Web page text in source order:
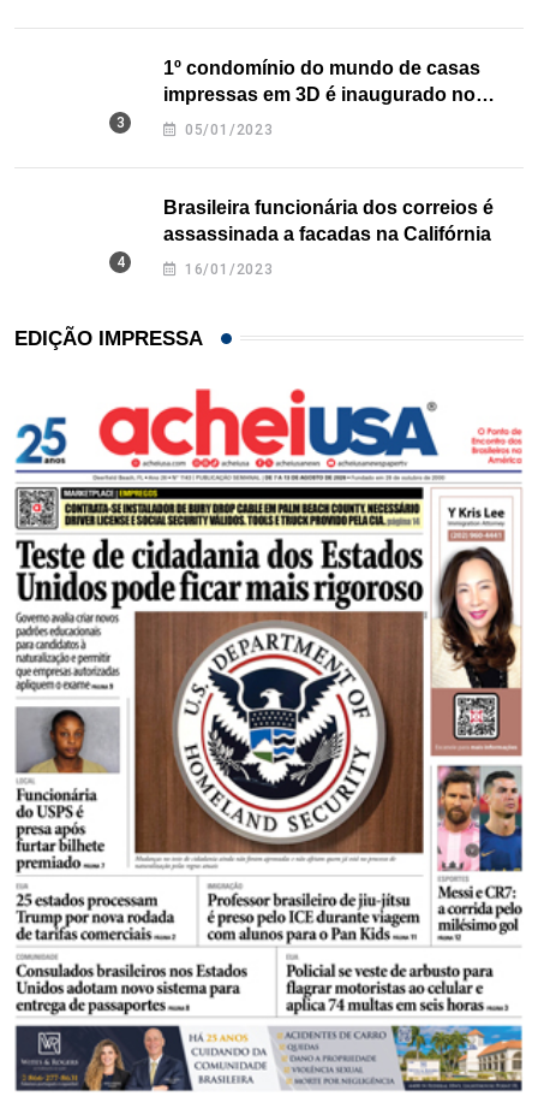
1º condomínio do mundo de casas
impressas em 3D é inaugurado no
Texas
05/01/2023
Brasileira funcionária dos correios é
assassinada a facadas na Califórnia
16/01/2023
EDIÇÃO IMPRESSA